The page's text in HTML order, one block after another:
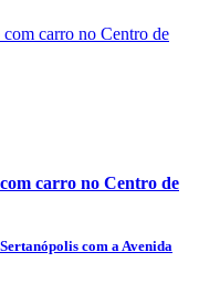
carro no Centro de
com a Avenida